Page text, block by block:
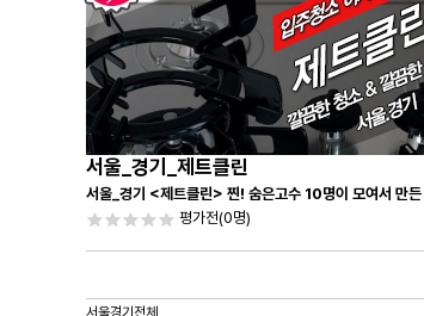
서울_경기_제트클린
서울_경기 <제트클린> 찐! 숨은고수 10명이 모여서 만
평가전(0명)
서울경기전체